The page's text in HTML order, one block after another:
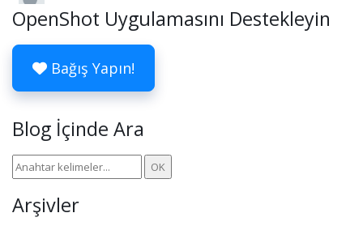
OpenShot Uygulamasını Destekleyin
Bağış Yapın!
Blog İçinde Ara
Arşivler